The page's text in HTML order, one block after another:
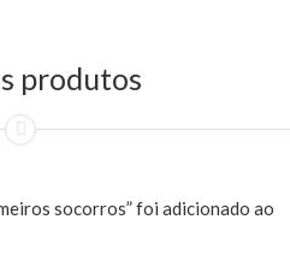
produtos
socorros” foi adicionado ao